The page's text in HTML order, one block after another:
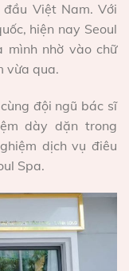
Việt Nam. Với
hiện nay Seoul
mình nhờ vào chữ
vừa qua.
đội ngũ bác sĩ
dày dặn trong
dịch vụ điêu
Spa.